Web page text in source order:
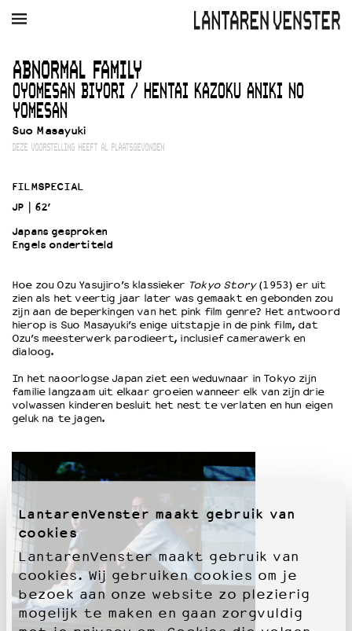
LantarenVenster maakt gebruik van
cookies
LantarenVenster maakt gebruik van
cookies. Wij gebruiken cookies om je
bezoek aan onze website zo plezierig
mogelijk te maken en gaan zorgvuldig
AGENDA FILM MUZIEK
Winkelmandje
Zoek
PLAN JE BEZOEK
Filmprogramma’s Primair Onderwijs
Filmprogramma’s VO/MBO
Speciale educatieprogramma’s
OVER LANTARENVENSTER
Wat we doen
Wie is wie
Word vriend
Partners
Huisregels
Privacyverklaring
Integriteits- en gedragscode
Duurzaamheid
Culturele boycot Israël
Ruimte voor artistieke vrijheid – VNPF
ABNORMAL FAMILY
OYOMESAN BIYORI / HENTAI KAZOKU ANIKI NO
YOMESAN
Suo Masayuki
DEZE VOORSTELLING HEEFT AL PLAATSGEVONDEN
FILMSPECIAL
JP
62’
Japans gesproken
Engels ondertiteld
Hoe zou Ozu Yasujiro’s klassieker Tokyo Story(1953) er uit
zien als het veertig jaar later was gemaakt en gebonden zou
zijn aan de beperkingen van het pink film genre? Het antwoord
hierop is Suo Masayuki’s enige uitstapje in de pink film, dat
Ozu’s meesterwerk parodieert, inclusief camerawerk en
dialoog.
In het naoorlogse Japan ziet een weduwnaar in Tokyo zijn
familie langzaam uit elkaar groeien wanneer elk van zijn drie
volwassen kinderen besluit het nest te verlaten en hun eigen
geluk na te jagen.